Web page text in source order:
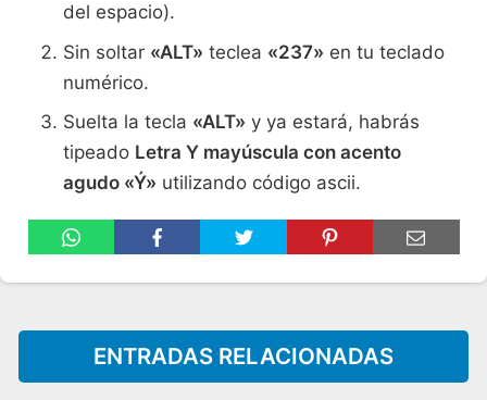
del espacio).
Sin soltar «ALT» teclea «237» en tu teclado
numérico.
Suelta la tecla «ALT» y ya estará, habrás
tipeado Letra Y mayúscula con acento
agudo «Ý» utilizando código ascii.
ENTRADAS RELACIONADAS